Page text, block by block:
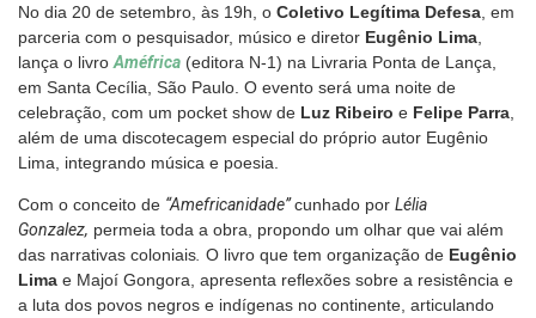
No dia 20 de setembro, às 19h, o Coletivo Legítima Defesa , em
parceria com o pesquisador, músico e diretor Eugênio Lima
lança o livro Améfrica (editora N-1) na Livraria Ponta de Lança,
em Santa Cecília, São Paulo. O evento será uma noite de
celebração, com um pocket show de Luz Ribeiro e Felipe Parra
além de uma discotecagem especial do próprio autor Eugênio
Lima, integrando música e poesia.
Com o conceito de “Amefricanidade”cunhado por Lélia
Gonzalez, permeia toda a obra, propondo um olhar que vai além
das narrativas coloniais O livro que tem organização de Eugênio
Lima e Majoí Gongora, apresenta reflexões sobre a resistência e
a luta dos povos negros e indígenas no continente, articulando